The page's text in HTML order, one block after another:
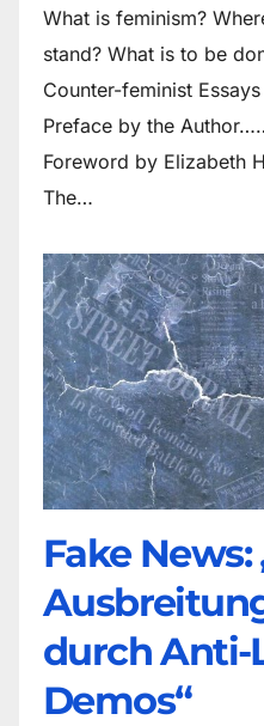
What is feminism?
stand? What is to be
Counter-feminist
Preface by the
Foreword by
The…
Fake News:
durch Anti-
Demos“